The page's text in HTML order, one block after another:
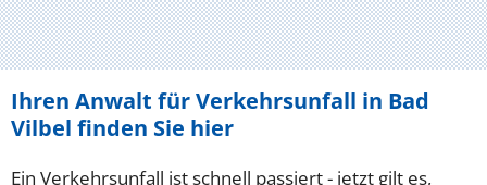
Ihren Anwalt für Verkehrsunfall in Bad
Vilbel finden Sie hier
Ein Verkehrsunfall ist schnell passiert - jetzt gilt es,